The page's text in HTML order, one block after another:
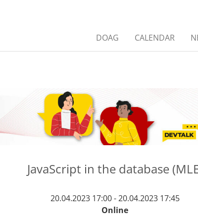
DOAG CALENDAR
JavaScript in the database
20.04.2023 17:00 - 20.04.2023 17:45
Online